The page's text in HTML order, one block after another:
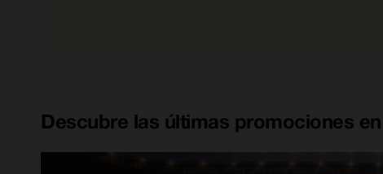
Descubre las últimas promociones